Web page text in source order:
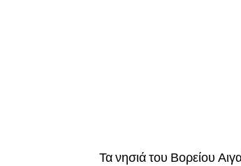
Τα νησιά του Βορείου